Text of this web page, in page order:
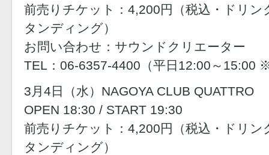
前売りチケット：4,200円（税込・ドリン
タンディング）
お問い合わせ：サウンドクリエーター
TEL：06-6357-4400（平日12:00～15:00
3月4日（水）NAGOYA CLUB QUATTRO
OPEN 18:30 / START 19:30
前売りチケット：4,200円（税込・ドリン
タンディング）